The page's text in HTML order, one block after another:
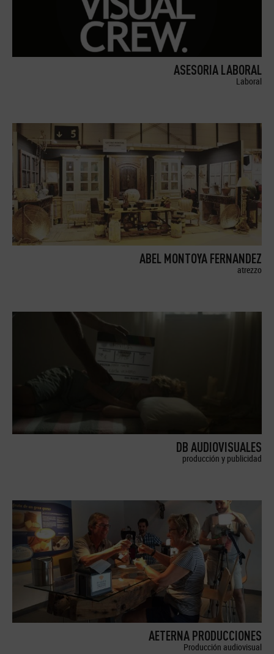
ASESORIA LABORAL
Laboral
ABEL MONTOYA FERNANDEZ
atrezzo
DB AUDIOVISUALES
producción y publicidad
AETERNA PRODUCCIONES
Producción audiovisual